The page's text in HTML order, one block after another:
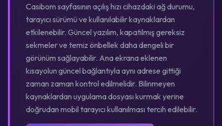
Casibom sayfasının açılış hızı cihazdaki ağ durumu,
tarayıcı sürümü ve kullanılabilir kaynaklardan
etkilenebilir. Güncel yazılım, kapatılmış gereksiz
sekmeler ve temiz önbellek daha dengeli bir
görünüm sağlayabilir. Ana ekrana eklenen
kısayolun güncel bağlantıyla aynı adrese gittiği
zaman zaman kontrol edilmelidir. Bilinmeyen
kaynaklardan uygulama dosyası kurmak yerine
doğrudan mobil tarayıcı kullanılması tercih edilebilir.